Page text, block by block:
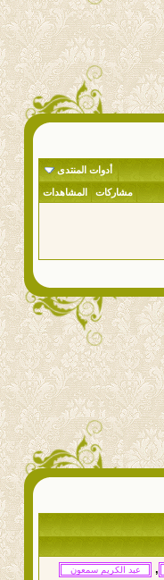
أدوات المنتدى
مشاركات المشاهدات
,